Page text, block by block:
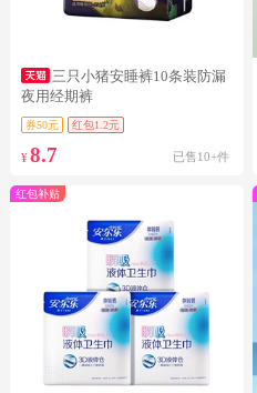
三只小猪安睡裤10条装防漏
夜用经期裤
券50元 红包1.2元
¥ 8.7 已售10+件
红包补贴